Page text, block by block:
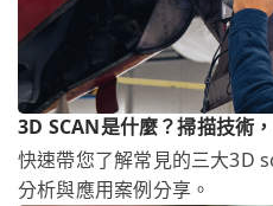
3D SCAN是什麼？掃描技術
快速帶您了解常見的三大3D
分析與應用案例分享。